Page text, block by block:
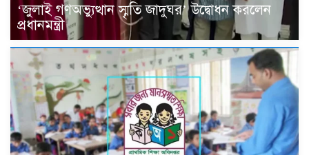
‘জুলাই গণঅভ্যুত্থান স্মৃতি জাদুঘর’ উদ্বোধন করলেন
প্রধানমন্ত্রী